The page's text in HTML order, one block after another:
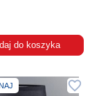
do koszyka